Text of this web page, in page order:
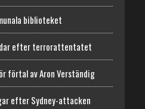
biblioteket
efter terrorattentatet
förtal av Aron Verständig
efter Sydney-attacken